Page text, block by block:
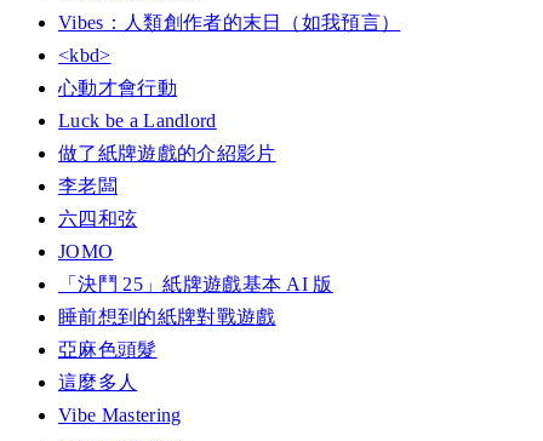
Vibes：人類創作者的末日（如我預言）
<kbd>
心動才會行動
Luck be a Landlord
做了紙牌遊戲的介紹影片
李老闆
六四和弦
JOMO
「決鬥 25」紙牌遊戲基本 AI 版
睡前想到的紙牌對戰遊戲
亞麻色頭髮
這麼多人
Vibe Mastering